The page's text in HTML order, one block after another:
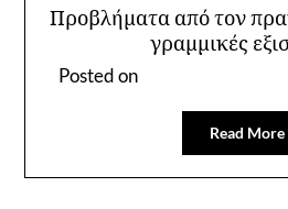
Προβλήματα από τον
γραμμικές
Posted on
Read More